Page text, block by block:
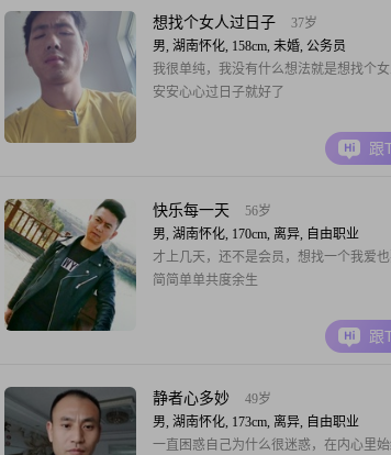
想找个女人过日子
37岁
男, 湖南怀化, 158cm, 未婚, 公务员
我很单纯，我没有什么想法就是想找个
安安心心过日子就好了
跟
快乐每一天
56岁
男, 湖南怀化, 170cm, 离异, 自由职业
才上几天，还不是会员，想找一个我爱
简简单单共度余生
跟
静者心多妙
49岁
男, 湖南怀化, 173cm, 离异, 自由职业
一直困惑自己为什么很迷惑，在内心里